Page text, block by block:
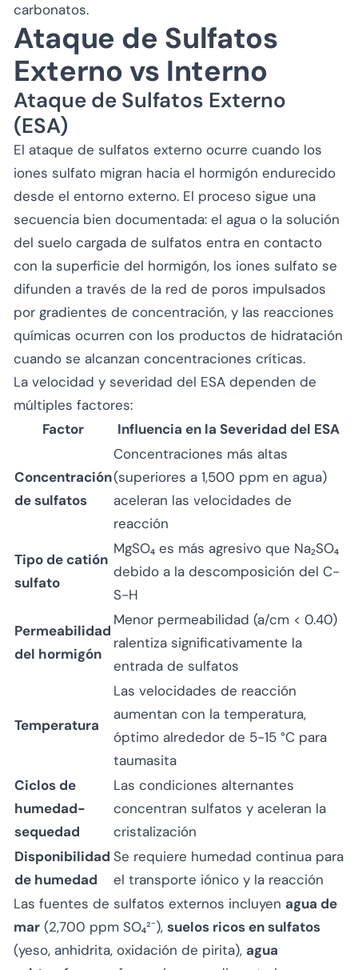
carbonatos.
Ataque de Sulfatos
Externo vs Interno
Ataque de Sulfatos Externo
(ESA)
El ataque de sulfatos externo ocurre cuando los
iones sulfato migran hacia el hormigón endurecido
desde el entorno externo. El proceso sigue una
secuencia bien documentada: el agua o la solución
del suelo cargada de sulfatos entra en contacto
con la superficie del hormigón, los iones sulfato se
difunden a través de la red de poros impulsados
por gradientes de concentración, y las reacciones
químicas ocurren con los productos de hidratación
cuando se alcanzan concentraciones críticas.
La velocidad y severidad del ESA dependen de
múltiples factores:
Factor
Influencia en la Severidad del ESA
Concentración
de sulfatos
Concentraciones más altas
(superiores a 1,500 ppm en agua)
aceleran las velocidades de
reacción
Tipo de catión
sulfato
MgSO₄ es más agresivo que Na₂SO₄
debido a la descomposición del C-
S-H
Permeabilidad
del hormigón
Menor permeabilidad (a/cm < 0.40)
ralentiza significativamente la
entrada de sulfatos
Temperatura
Las velocidades de reacción
aumentan con la temperatura,
óptimo alrededor de 5-15 °C para
taumasita
Ciclos de
humedad-
sequedad
Las condiciones alternantes
concentran sulfatos y aceleran la
cristalización
Disponibilidad
de humedad
Se requiere humedad continua para
el transporte iónico y la reacción
Las fuentes de sulfatos externos incluyen agua de
mar (2,700 ppm SO₄²⁻), suelos ricos en sulfatos
(yeso, anhidrita, oxidación de pirita), agua